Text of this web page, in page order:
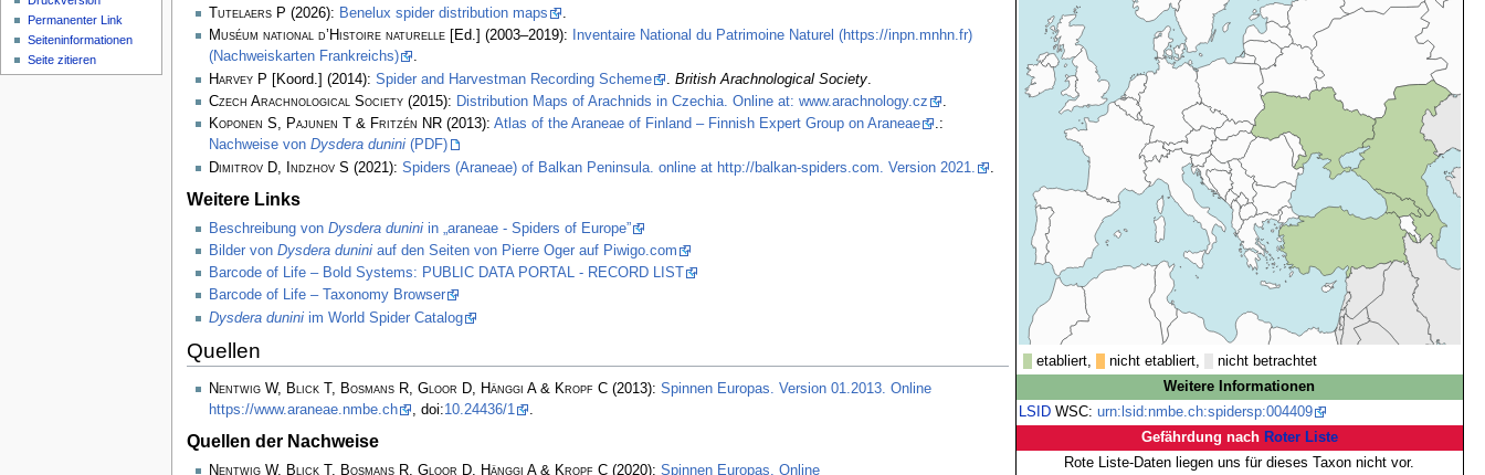
etabliert, nicht etabliert,
nicht betrachtet
Weitere Informationen
LSIDWSC: urn:lsid:nmbe.ch:spidersp:004409
Gefährdung nach Roter Liste
Rote Liste-Daten liegen uns für dieses Taxon nicht vor.
Tutelaers P (2026): Benelux spider distribution maps
.
Muséum national d’Histoire naturelle[Ed.] (2003–2019):
Inventaire National du Patrimoine Naturel (https://inpn.mnhn.fr)
(Nachweiskarten Frankreichs)
.
Harvey P [Koord.] (2014): Spider and Harvestman Recording Scheme British Arachnological Society.
Czech Arachnological Society(2015): Distribution Maps of Arachnids in Czechia. Online at: www.arachnology.cz
.
Koponen S, Pajunen T & Fritzén NR(2013): Atlas of the Araneae of Finland – Finnish Expert Group on Araneae
.:
Nachweise von Dysdera dunini(PDF)
Dimitrov D, Indzhov S (2021): Spiders (Araneae) of Balkan Peninsula. online at http://balkan-spiders.com. Version 2021.
Weitere Links
Beschreibung von Dysdera duniniin „araneae - Spiders of Europe”
Bilder von Dysdera duniniauf den Seiten von Pierre Oger auf Piwigo.com
Barcode of Life – Bold Systems: PUBLIC DATA PORTAL - RECORD LIST
Barcode of Life – Taxonomy Browser
Dysdera duniniim World Spider Catalog
Quellen
Nentwig W, Blick T, Bosmans R, Gloor D, Hänggi A & Kropf C(2013): Spinnen Europas. Version 01.2013. Online
https://www.araneae.nmbe.ch
, doi:10.24436/1 .
Quellen der Nachweise
Nentwig W, Blick T, Bosmans R, Gloor D, Hänggi A & Kropf C(2020): Spinnen Europas. Online
Permanenter Link
Seiten­­informationen
Seite zitieren